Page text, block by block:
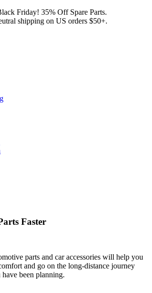
Friday! 35% Off Spare Parts.
shipping on US orders $50+.
Faster
parts and car accessories will help you
and go on the long-distance journey
been planning.